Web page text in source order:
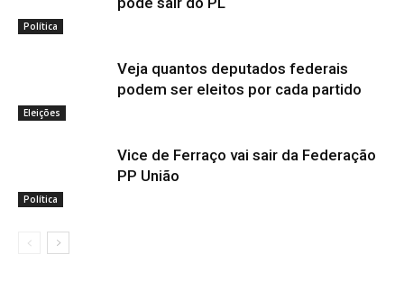
Política
Eleições
Veja quantos deputados federais
podem ser eleitos por cada partido
Política
Vice de Ferraço vai sair da Federação
PP União